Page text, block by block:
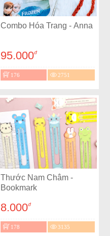
Combo Hóa Trang - Anna
95.000đ
176 2751
Thước Nam Châm -
Bookmark
8.000đ
178 3135